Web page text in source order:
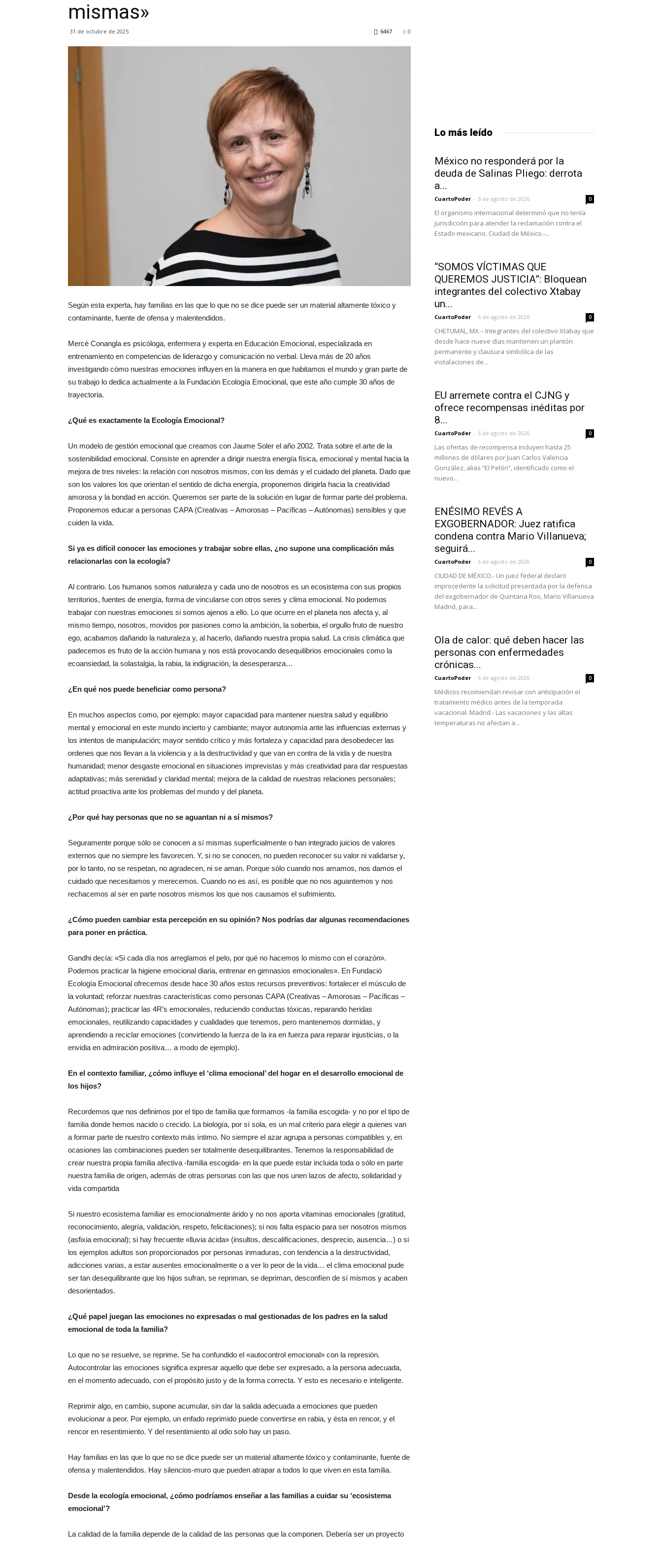
mismas»
31 de octubre de 2025 0
6467
Según esta experta, hay familias en las que lo que no se dice puede ser un material altamente tóxico y
contaminante, fuente de ofensa y malentendidos.
Mercè Conangla es psicóloga, enfermera y experta en Educación Emocional, especializada en
entrenamiento en competencias de liderazgo y comunicación no verbal. Lleva más de 20 años
investigando cómo nuestras emociones influyen en la manera en que habitamos el mundo y gran parte de
su trabajo lo dedica actualmente a la Fundación Ecología Emocional, que este año cumple 30 años de
trayectoria.
¿Qué es exactamente la Ecología Emocional?
Un modelo de gestión emocional que creamos con Jaume Soler el año 2002. Trata sobre el arte de la
sostenibilidad emocional. Consiste en aprender a dirigir nuestra energía física, emocional y mental hacia la
mejora de tres niveles: la relación con nosotros mismos, con los demás y el cuidado del planeta. Dado que
son los valores los que orientan el sentido de dicha energía, proponemos dirigirla hacia la creatividad
amorosa y la bondad en acción. Queremos ser parte de la solución en lugar de formar parte del problema.
Proponemos educar a personas CAPA (Creativas – Amorosas – Pacíficas – Autónomas) sensibles y que
cuiden la vida.
Si ya es difícil conocer las emociones y trabajar sobre ellas, ¿no supone una complicación más
relacionarlas con la ecología?
Al contrario. Los humanos somos naturaleza y cada uno de nosotros es un ecosistema con sus propios
territorios, fuentes de energía, forma de vincularse con otros seres y clima emocional. No podemos
trabajar con nuestras emociones si somos ajenos a ello. Lo que ocurre en el planeta nos afecta y, al
mismo tiempo, nosotros, movidos por pasiones como la ambición, la soberbia, el orgullo fruto de nuestro
ego, acabamos dañando la naturaleza y, al hacerlo, dañando nuestra propia salud. La crisis climática que
padecemos es fruto de la acción humana y nos está provocando desequilibrios emocionales como la
ecoansiedad, la solastalgia, la rabia, la indignación, la desesperanza…
¿En qué nos puede beneficiar como persona?
En muchos aspectos como, por ejemplo: mayor capacidad para mantener nuestra salud y equilibrio
mental y emocional en este mundo incierto y cambiante; mayor autonomía ante las influencias externas y
los intentos de manipulación; mayor sentido crítico y más fortaleza y capacidad para desobedecer las
ordenes que nos llevan a la violencia y a la destructividad y que van en contra de la vida y de nuestra
humanidad; menor desgaste emocional en situaciones imprevistas y más creatividad para dar respuestas
adaptativas; más serenidad y claridad mental; mejora de la calidad de nuestras relaciones personales;
actitud proactiva ante los problemas del mundo y del planeta.
¿Por qué hay personas que no se aguantan ni a sí mismos?
Seguramente porque sólo se conocen a sí mismas superficialmente o han integrado juicios de valores
externos que no siempre les favorecen. Y, si no se conocen, no pueden reconocer su valor ni validarse y,
por lo tanto, no se respetan, no agradecen, ni se aman. Porque sólo cuando nos amamos, nos damos el
cuidado que necesitamos y merecemos. Cuando no es así, es posible que no nos aguantemos y nos
rechacemos al ser en parte nosotros mismos los que nos causamos el sufrimiento.
¿Cómo pueden cambiar esta percepción en su opinión? Nos podrías dar algunas recomendaciones
para poner en práctica.
Gandhi decía: «Si cada día nos arreglamos el pelo, por qué no hacemos lo mismo con el corazón».
Podemos practicar la higiene emocional diaria, entrenar en gimnasios emocionales». En Fundació
Ecología Emocional ofrecemos desde hace 30 años estos recursos preventivos: fortalecer el músculo de
la voluntad; reforzar nuestras características como personas CAPA (Creativas – Amorosas – Pacíficas –
Autónomas); practicar las 4R’s emocionales, reduciendo conductas tóxicas, reparando heridas
emocionales, reutilizando capacidades y cualidades que tenemos, pero mantenemos dormidas, y
aprendiendo a reciclar emociones (convirtiendo la fuerza de la ira en fuerza para reparar injusticias, o la
envidia en admiración positiva… a modo de ejemplo).
En el contexto familiar, ¿cómo influye el ‘clima emocional’ del hogar en el desarrollo emocional de
los hijos?
Recordemos que nos definimos por el tipo de familia que formamos -la familia escogida- y no por el tipo de
familia donde hemos nacido o crecido. La biología, por sí sola, es un mal criterio para elegir a quienes van
a formar parte de nuestro contexto más íntimo. No siempre el azar agrupa a personas compatibles y, en
ocasiones las combinaciones pueden ser totalmente desequilibrantes. Tenemos la responsabilidad de
crear nuestra propia familia afectiva -familia escogida- en la que puede estar incluida toda o sólo en parte
nuestra familia de origen, además de otras personas con las que nos unen lazos de afecto, solidaridad y
vida compartida
Si nuestro ecosistema familiar es emocionalmente árido y no nos aporta vitaminas emocionales (gratitud,
reconocimiento, alegría, validación, respeto, felicitaciones); si nos falta espacio para ser nosotros mismos
(asfixia emocional); si hay frecuente «lluvia ácida» (insultos, descalificaciones, desprecio, ausencia…) o si
los ejemplos adultos son proporcionados por personas inmaduras, con tendencia a la destructividad,
adicciones varias, a estar ausentes emocionalmente o a ver lo peor de la vida… el clima emocional pude
ser tan desequilibrante que los hijos sufran, se repriman, se depriman, desconfíen de sí mismos y acaben
desorientados.
¿Qué papel juegan las emociones no expresadas o mal gestionadas de los padres en la salud
emocional de toda la familia?
Lo que no se resuelve, se reprime. Se ha confundido el «autocontrol emocional» con la represión.
Autocontrolar las emociones significa expresar aquello que debe ser expresado, a la persona adecuada,
en el momento adecuado, con el propósito justo y de la forma correcta. Y esto es necesario e inteligente.
Reprimir algo, en cambio, supone acumular, sin dar la salida adecuada a emociones que pueden
evolucionar a peor. Por ejemplo, un enfado reprimido puede convertirse en rabia, y ésta en rencor, y el
rencor en resentimiento. Y del resentimiento al odio solo hay un paso.
Hay familias en las que lo que no se dice puede ser un material altamente tóxico y contaminante, fuente de
ofensa y malentendidos. Hay silencios-muro que pueden atrapar a todos lo que viven en esta familia.
Desde la ecología emocional, ¿cómo podríamos enseñar a las familias a cuidar su ‘ecosistema
emocional’?
La calidad de la familia depende de la calidad de las personas que la componen. Debería ser un proyecto
Lo más leído
México no responderá por la
deuda de Salinas Pliego: derrota
a...
CuartoPoder - 6 de agosto de 2026 0
El organismo internacional determinó que no tenía
jurisdicción para atender la reclamación contra el
Estado mexicano. Ciudad de México.-...
“SOMOS VÍCTIMAS QUE
QUEREMOS JUSTICIA”: Bloquean
integrantes del colectivo Xtabay
un...
CuartoPoder - 6 de agosto de 2026 0
CHETUMAL, MX.– Integrantes del colectivo Xtabay que
desde hace nueve días mantienen un plantón
permanente y clausura simbólica de las
instalaciones de...
EU arremete contra el CJNG y
ofrece recompensas inéditas por
8...
CuartoPoder - 6 de agosto de 2026 0
Las ofertas de recompensa incluyen hasta 25
millones de dólares por Juan Carlos Valencia
González, alias “El Pelón”, identificado como el
nuevo...
ENÉSIMO REVÉS A
EXGOBERNADOR: Juez ratifica
condena contra Mario Villanueva;
seguirá...
CuartoPoder - 6 de agosto de 2026 0
CIUDAD DE MÉXICO.- Un juez federal declaró
improcedente la solicitud presentada por la defensa
del exgobernador de Quintana Roo, Mario Villanueva
Madrid, para...
Ola de calor: qué deben hacer las
personas con enfermedades
crónicas...
CuartoPoder - 6 de agosto de 2026 0
Médicos recomiendan revisar con anticipación el
tratamiento médico antes de la temporada
vacacional. Madrid.- Las vacaciones y las altas
temperaturas no afectan a...